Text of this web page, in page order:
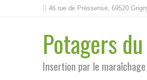
46 rue de Préssensé, 69520
Potagers
Insertion par le